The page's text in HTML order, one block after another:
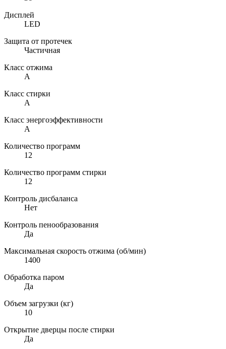
Дисплей
LED
Защита от протечек
Частичная
Класс отжима
A
Класс стирки
A
Класс энергоэффективности
A
Количество программ
12
Количество программ стирки
12
Контроль дисбаланса
Нет
Контроль пенообразования
Да
Максимальная скорость отжима (об/мин)
1400
Обработка паром
Да
Объем загрузки (кг)
10
Открытие дверцы после стирки
Да